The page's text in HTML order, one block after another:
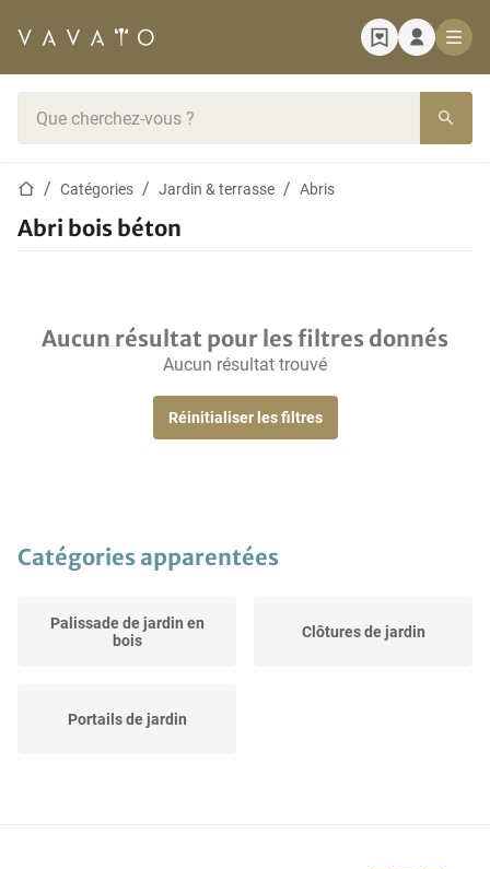
Page d'accueil
Catégories Jardin & terrasse Abris
Abri bois béton
Aucun résultat pour les filtres donnés
Aucun résultat trouvé
Réinitialiser les filtres
Catégories apparentées
Palissade de jardin en
bois
Clôtures de jardin
Portails de jardin